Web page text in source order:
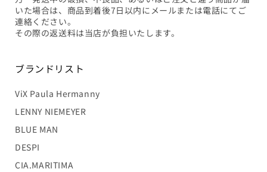
いた場合は、商品到着後7日以内にメールまたは電話にてご
連絡ください。
その際の返送料は当店が負担いたします。
ブランドリスト
ViX Paula Hermanny
LENNY NIEMEYER
BLUE MAN
DESPI
CIA.MARITIMA